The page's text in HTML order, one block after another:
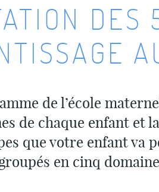
DES
de l’école
de chaque enfant et
que votre enfant va
en cinq